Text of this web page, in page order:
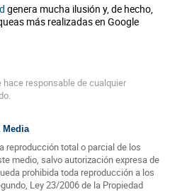
genera mucha ilusión y, de hecho,
más realizadas en Google
hace responsable de cualquier
Media
reproducción total o parcial de los
medio, salvo autorización expresa de
prohibida toda reproducción a los
Ley 23/2006 de la Propiedad